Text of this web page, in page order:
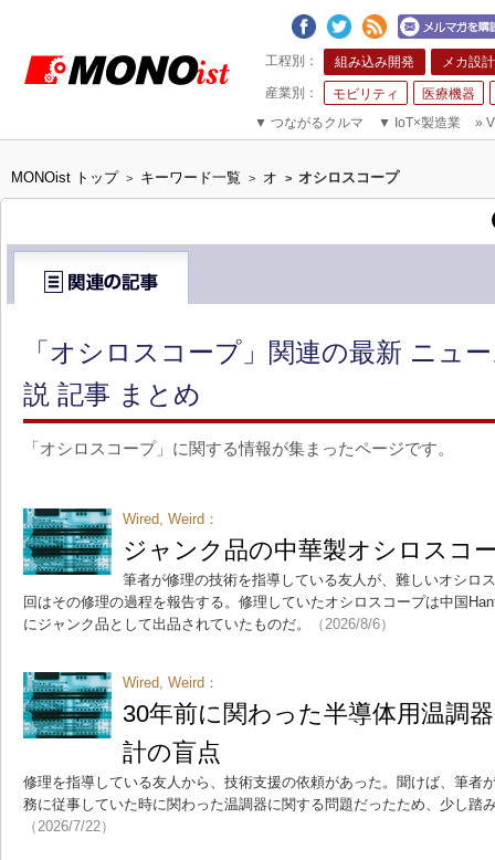
組み込み開発 メカ設計
モビリティ
医療機器
▼ つながるクルマ ▼ IoT×製造業 »
MONOist トップ > キーワード一覧 > オ > オシロスコープ
「オシロスコープ」関連の最新 ニュ
説 記事 まとめ
「オシロスコープ」に関する情報が集まったページです。
Wired, Weird：
ジャンク品の中華製オシロスコ
筆者が修理の技術を指導している友人が、難しいオシロ
回はその修理の過程を報告する。修理していたオシロスコープは中国
にジャンク品として出品されていたものだ。
（2026/8/6）
Wired, Weird：
30年前に関わった半導体用温調
計の盲点
修理を指導している友人から、技術支援の依頼があった。聞けば、筆者
務に従事していた時に関わった温調器に関する問題だったため、少し踏
（2026/7/22）